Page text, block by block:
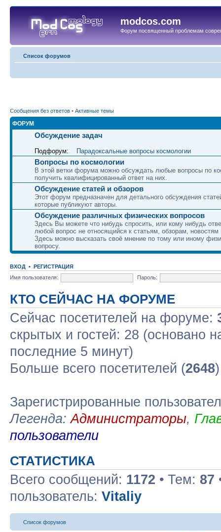
modcos.com
Форум посвященный проблемам
Список форумов
Сообщения без ответов • Активные темы
ФОРУМ
Обсуждение задач
Подфорум: Парадоксальные вопросы космологии
Вопросы по космологии
В этой ветки форума можно обсуждать любые вопросы по
получить квалифицированный ответ на них.
Обсуждение статей и обзоров
Этот форум предназначен для детального обсуждения
которые публикуют авторы.
Обсуждение различных физических вопросов
Здесь Вы можете что нибудь спросить, или кому нибудь
любой вопрос не относящийся к статьям, обзорам, новостям
Здесь можно высказать своё мнение по тому или иному
вопросу.
ВХОД • РЕГИСТРАЦИЯ
Имя пользователя:
Пароль:
КТО СЕЙЧАС НА ФОРУМЕ
Сейчас посетителей на форуме:
скрытых и гостей: 28 (основано
последние 5 минут)
Больше всего посетителей (2648
Зарегистрированные
Легенда:Администраторы,
пользователи
СТАТИСТИКА
Всего сообщений: 1172 • Тем: 87
пользователь: Vitaliy
Список форумов